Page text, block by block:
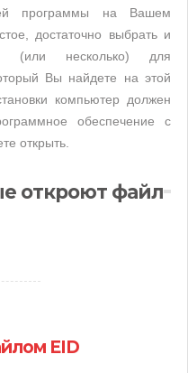
программы на Вашем
достаточно выбрать и
(или несколько) для
Вы найдете на этой
компьютер должен
обеспечение с
открыть.
откроют файл
EID